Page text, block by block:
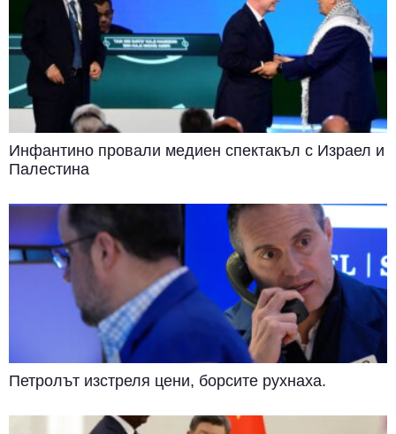
Инфантино провали медиен спектакъл с Израел и
Палестина
Петролът изстреля цени, борсите рухнаха.